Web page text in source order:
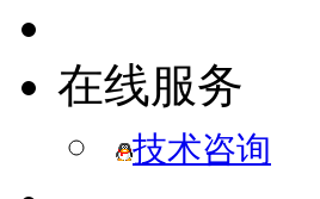
在线服务
技术咨询